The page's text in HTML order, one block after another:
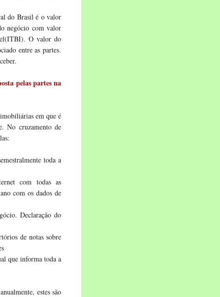
do Brasil é o valor
negócio com valor
O valor do
entre as partes.
pelas partes na
em que é
No cruzamento de
toda a
com todas as
com os dados de
Declaração do
de notas sobre
que informa toda a
estes são